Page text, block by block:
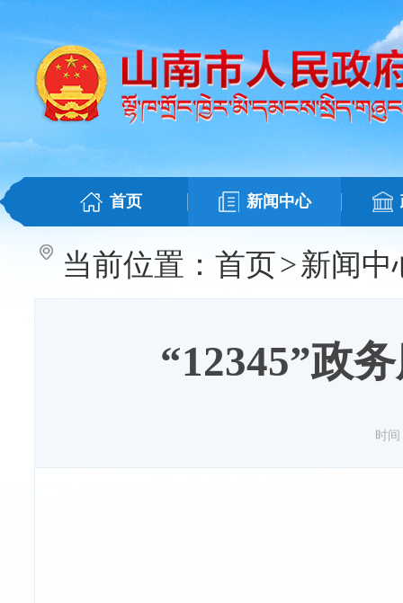
首页 新闻中心
当前位置： 首页>新闻中
“12345”政
时间